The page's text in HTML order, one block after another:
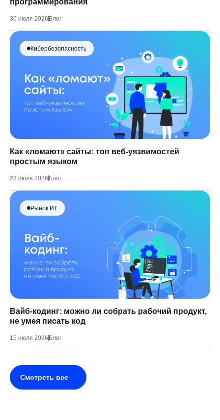
программирования
30 июля 2026 Блог
Кибербезопасность
Как «ломают» сайты: топ веб-уязвимостей
простым языком
23 июля 2026 Блог
Рынок ИТ
Вайб-кодинг: можно ли собрать рабочий продукт,
не умея писать код
15 июля 2026 Блог
Смотреть все